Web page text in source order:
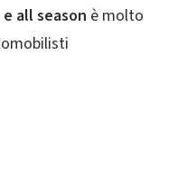
all season è molto